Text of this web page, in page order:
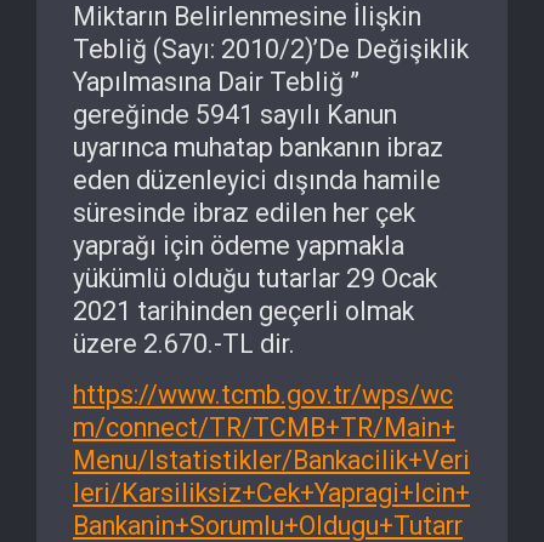
Miktarın Belirlenmesine İlişkin
Tebliğ (Sayı: 2010/2)’De Değişiklik
Yapılmasına Dair Tebliğ ”
gereğinde 5941 sayılı Kanun
uyarınca muhatap bankanın ibraz
eden düzenleyici dışında hamile
süresinde ibraz edilen her çek
yaprağı için ödeme yapmakla
yükümlü olduğu tutarlar 29 Ocak
2021 tarihinden geçerli olmak
üzere 2.670.-TL dir.
https://www.tcmb.gov.tr/wps/wc
m/connect/TR/TCMB+TR/Main+
Menu/Istatistikler/Bankacilik+Veri
leri/Karsiliksiz+Cek+Yapragi+Icin+
Bankanin+Sorumlu+Oldugu+Tutarr